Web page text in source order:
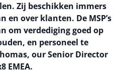
Zij beschikken immers
en over klanten. De MSP’s
om verdediging goed op
en personeel te
our Senior Director
EMEA.